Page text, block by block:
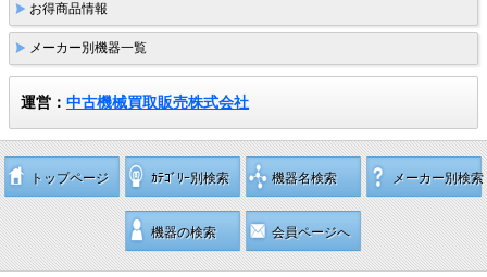
お得商品情報
メーカー別機器一覧
運営： 中古機械買取販売株式会社
トップページ ｶﾃｺﾞﾘｰ別検索 機器名検索 メーカー別検索
機器の検索 会員ページへ